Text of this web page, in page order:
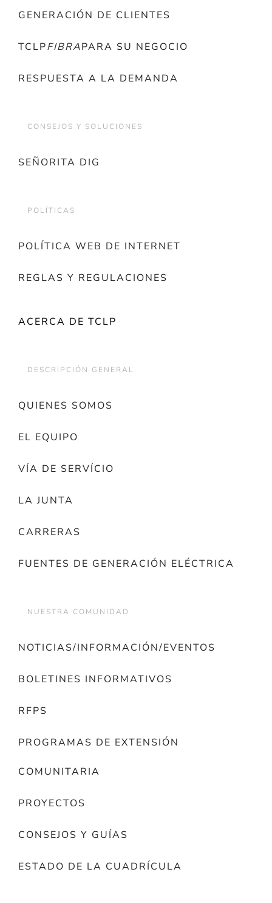
GENERACIÓN DE CLIENTES
TCLPFIBRAPARA SU NEGOCIO
RESPUESTA A LA DEMANDA
CONSEJOS Y SOLUCIONES
SEÑORITA DIG
POLÍTICAS
POLÍTICA WEB DE INTERNET
REGLAS Y REGULACIONES
ACERCA DE TCLP
DESCRIPCIÓN GENERAL
QUIENES SOMOS
EL EQUIPO
VÍA DE SERVÍCIO
LA JUNTA
CARRERAS
FUENTES DE GENERACIÓN ELÉCTRICA
NUESTRA COMUNIDAD
NOTICIAS/INFORMACIÓN/EVENTOS
BOLETINES INFORMATIVOS
RFPS
PROGRAMAS DE EXTENSIÓN
COMUNITARIA
PROYECTOS
CONSEJOS Y GUÍAS
ESTADO DE LA CUADRÍCULA